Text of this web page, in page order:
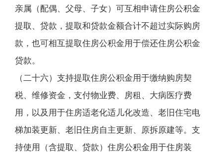
亲属（配偶、父母、子女）可互相申请住房公积金
提取、贷款，提取和贷款金额合计不超过实际购房
款，也可相互提取住房公积金用于偿还住房公积金
贷款。
（二十六）支持提取住房公积金用于缴纳购房契
税、维修资金，支付物业费、房租、大病医疗费
用，以及用于住房适老化适儿化改造、老旧住宅电
梯加装更新、老旧住房自主更新、原拆原建等。支
持使用（含提取、贷款）住房公积金用于住房装